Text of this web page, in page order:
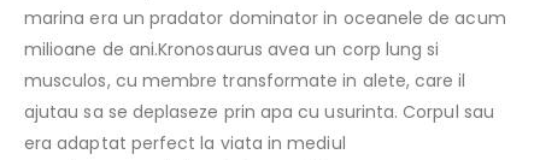
marina era un pradator dominator in oceanele de acum
milioane de ani.Kronosaurus avea un corp lung si
musculos, cu membre transformate in alete, care il
ajutau sa se deplaseze prin apa cu usurinta. Corpul sau
era adaptat perfect la viata in mediul